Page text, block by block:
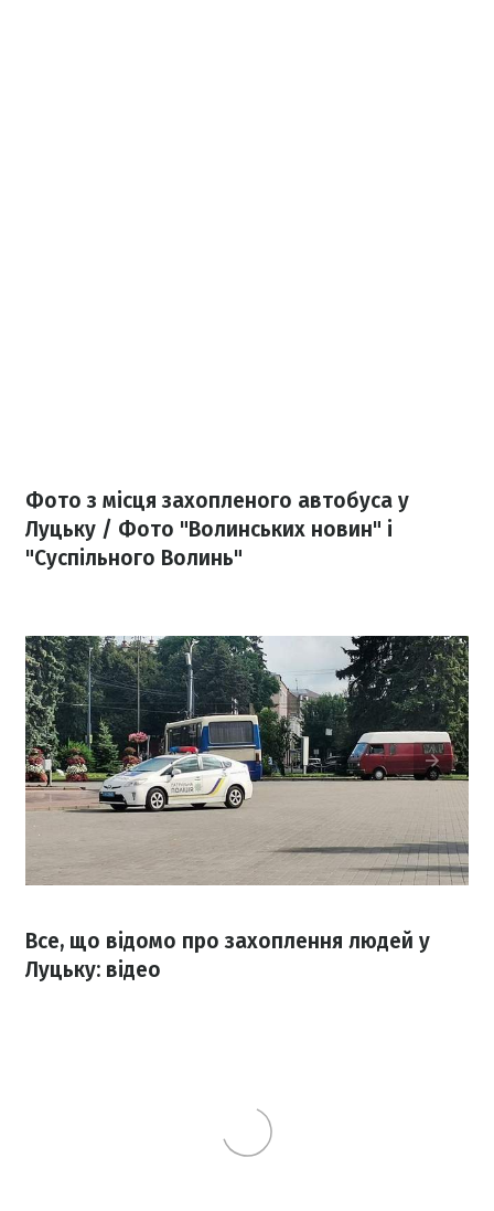
Фото з місця захопленого автобуса у
Луцьку / Фото "Волинських новин" і
"Суспільного Волинь"
Все, що відомо про захоплення людей у
Луцьку: відео